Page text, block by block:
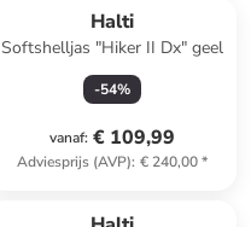
Halti
Softshelljas "Hiker II Dx" geel
-54%
vanaf: € 109,99
Adviesprijs (AVP): € 240,00*